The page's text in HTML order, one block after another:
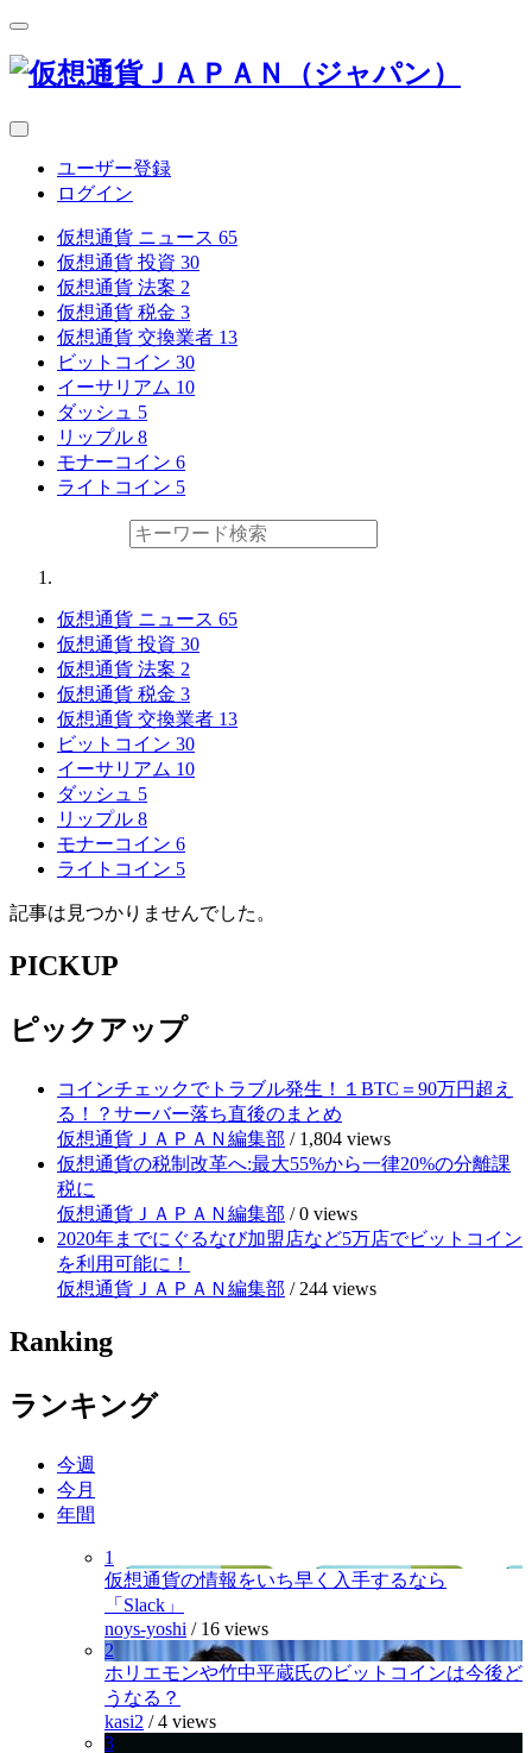
ユーザー登録
ログイン
仮想通貨 ニュース 65
仮想通貨 投資 30
仮想通貨 法案 2
仮想通貨 税金 3
仮想通貨 交換業者 13
ビットコイン 30
イーサリアム 10
ダッシュ 5
リップル 8
モナーコイン 6
ライトコイン 5
仮想通貨 ニュース 65
仮想通貨 投資 30
仮想通貨 法案 2
仮想通貨 税金 3
仮想通貨 交換業者 13
ビットコイン 30
イーサリアム 10
ダッシュ 5
リップル 8
モナーコイン 6
ライトコイン 5
記事は見つかりませんでした。
PICKUP
ピックアップ
コインチェックでトラブル発生！１BTC＝90万円超え
る！？サーバー落ち直後のまとめ
仮想通貨ＪＡＰＡＮ編集部 / 1,804 views
仮想通貨の税制改革へ:最大55%から一律20%の分離課
税に
仮想通貨ＪＡＰＡＮ編集部 /0 views
2020年までにぐるなび加盟店など5万店でビットコイン
を利用可能に！
仮想通貨ＪＡＰＡＮ編集部 / 244 views
Ranking
ランキング
今週
今月
年間
1
仮想通貨の情報をいち早く入手するなら
「Slack」
noys-yoshi / 16 views
2
ホリエモンや竹中平蔵氏のビットコインは今後ど
うなる？
kasi2 /4 views
3